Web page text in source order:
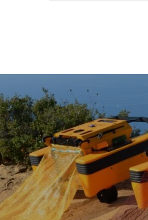
水産タイムス記事